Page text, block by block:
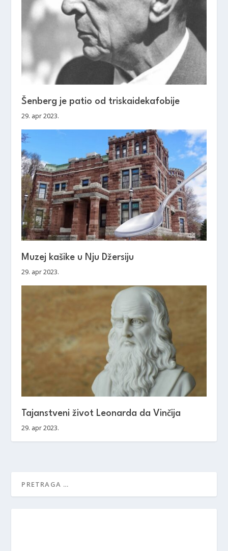
Šenberg je patio od triskaidekafobije
29. apr 2023.
Muzej kašike u Nju Džersiju
29. apr 2023.
Tajanstveni život Leonarda da Vinčija
29. apr 2023.